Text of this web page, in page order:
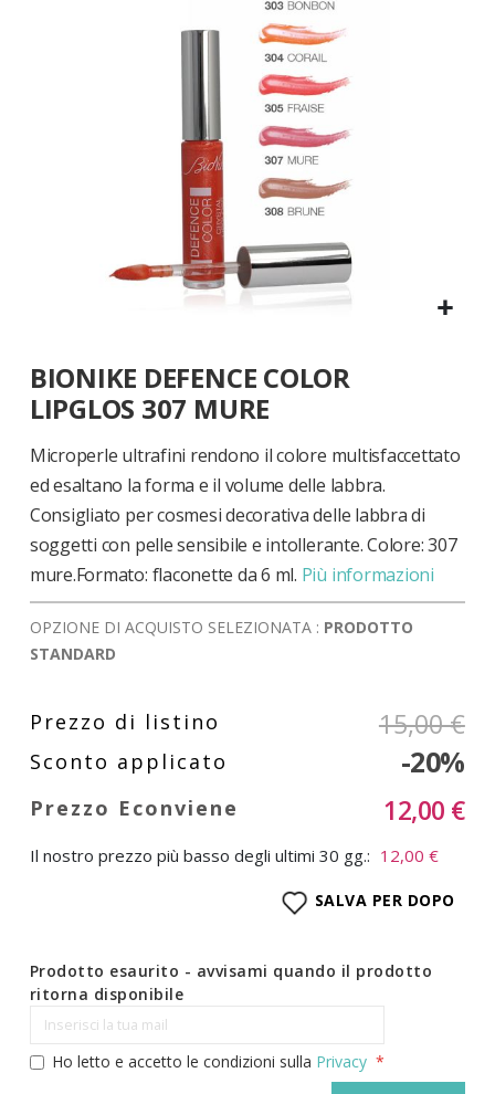
all'inizio
della
galleria
di
immagini
BIONIKE DEFENCE COLOR
LIPGLOS 307 MURE
Microperle ultrafini rendono il colore multisfaccettato
ed esaltano la forma e il volume delle labbra.
Consigliato per cosmesi decorativa delle labbra di
soggetti con pelle sensibile e intollerante. Colore: 307
mure.Formato: flaconette da 6 ml. Più informazioni
OPZIONE DI ACQUISTO SELEZIONATA : PRODOTTO
STANDARD
15,00 €
-20%
12,00 €
Il nostro prezzo più basso degli ultimi 30 gg.: 12,00 €
SALVA PER DOPO
Prodotto esaurito - avvisami quando il prodotto
ritorna disponibile
Ho letto e accetto le condizioni sulla Privacy